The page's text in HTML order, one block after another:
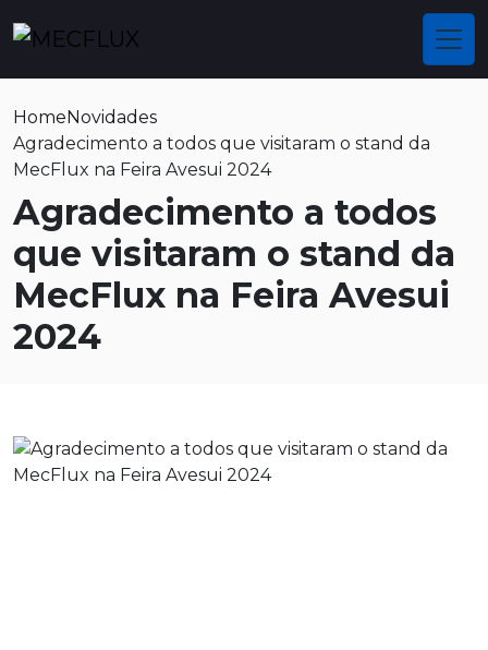
HomeNovidades
Agradecimento a todos que visitaram o stand da
MecFlux na Feira Avesui 2024
Agradecimento a todos
que visitaram o stand da
MecFlux na Feira Avesui
2024